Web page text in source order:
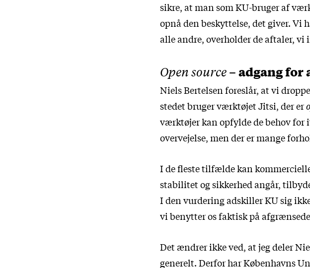
sikre, at man som KU-bruger af
opnå den beskyttelse, det giver.
alle andre, overholder de aftaler, vi
Open source– adgang for
Niels Bertelsen foreslår, at vi
stedet bruger værktøjet Jitsi, der er
værktøjer kan opfylde de behov for
overvejelse, men der er mange
I de fleste tilfælde kan
stabilitet og sikkerhed angår,
I den vurdering adskiller KU sig
vi benytter os faktisk på
Det ændrer ikke ved, at jeg deler
generelt. Derfor har Københavns